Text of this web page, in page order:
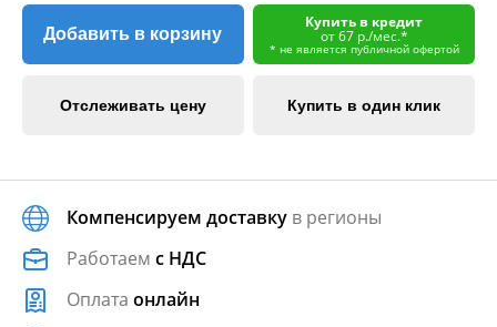
Добавить в корзину
Купить в кредит
от 67 р./мес.*
* не является публичной офертой
Отслеживать цену Купить в один клик
Компенсируем доставку в регионы
Работаем с НДС
Оплата онлайн